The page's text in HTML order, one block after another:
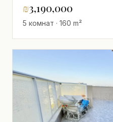
₪3,190,000
5 комнат · 160 m²